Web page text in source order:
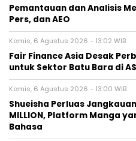
Pemantauan dan Analisis
Pers, dan AEO
Kamis, 6 Agustus 2026 - 13:02 WIB
Fair Finance Asia Desak
untuk Sektor Batu Bara di
Kamis, 6 Agustus 2026 - 13:00 WIB
Shueisha Perluas
MILLION, Platform Manga
Bahasa